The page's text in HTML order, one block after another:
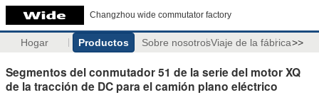
Changzhou wide commutator factory
Hogar Productos Sobre nosotrosViaje de la fábrica>>
Segmentos del conmutador 51 de la serie del motor XQ
de la tracción de DC para el camión plano eléctrico